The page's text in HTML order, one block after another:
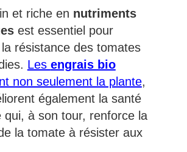
et riche en nutriments
est essentiel pour
résistance des tomates
Les engrais bio
non seulement la plante,
également la santé
qui, à son tour, renforce la
la tomate à résister aux